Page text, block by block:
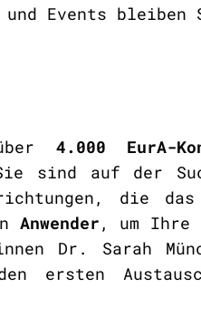
Events
4.000 EurA-
sind auf der
die das
Anwender, um Ihre
Dr. Sarah
ersten